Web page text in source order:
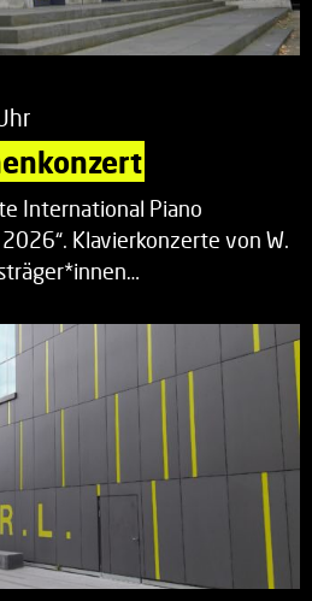
International Piano
Klavierkonzerte von W.